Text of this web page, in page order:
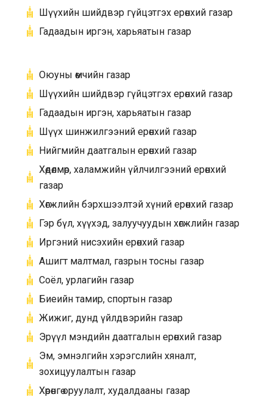
Шүүхийн шийдвэр гүйцэтгэх ерөнхий газар
Гадаадын иргэн, харьяатын газар
Оюуны өмчийн газар
Шүүхийн шийдвэр гүйцэтгэх ерөнхий газар
Гадаадын иргэн, харьяатын газар
Шүүх шинжилгээний ерөнхий газар
Нийгмийн даатгалын ерөнхий газар
Хөдөлмөр, халамжийн үйлчилгээний ерөнхий
газар
Хөгжлийн бэрхшээлтэй хүний ерөнхий газар
Гэр бүл, хүүхэд, залуучуудын хөгжлийн газар
Иргэний нисэхийн ерөнхий газар
Ашигт малтмал, газрын тосны газар
Соёл, урлагийн газар
Биеийн тамир, спортын газар
Жижиг, дунд үйлдвэрийн газар
Эрүүл мэндийн даатгалын ерөнхий газар
Эм, эмнэлгийн хэрэгслийн хяналт,
зохицуулалтын газар
Хөрөнгө оруулалт, худалдааны газар